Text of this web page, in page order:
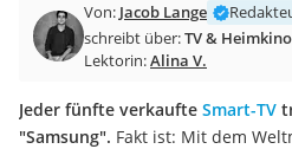
Diascanner
Laser-Multifunktionsdrucker
Powerstation mit Solarpanel
Gaming-PC
Von: Jacob Lange
schreibt über:TV & Heimkino
Lektorin:Alina V.
Jeder fünfte verkaufte Smart-TV
"Samsung". Fakt ist: Mit dem